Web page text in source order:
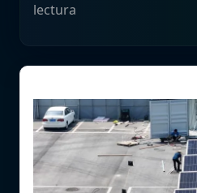
lectura